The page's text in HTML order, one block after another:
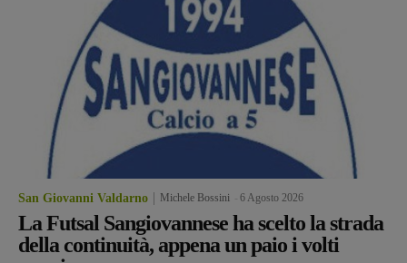
San Giovanni Valdarno Michele Bossini 6 Agosto 2026
La Futsal Sangiovannese ha scelto la strada
della continuità, appena un paio i volti